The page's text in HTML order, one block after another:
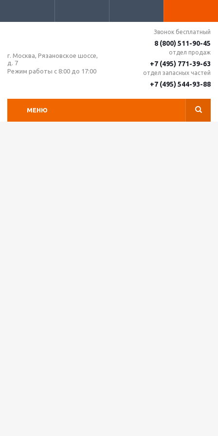
г. Москва, Рязановское шоссе,
д. 7
Режим работы с 8:00 до 17:00
Звонок бесплатный
8 (800) 511-90-45
отдел продаж
+7 (495) 771-39-63
отдел запасных частей
+7 (495) 544-93-88
МЕНЮ